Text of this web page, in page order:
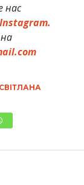
нас
Instagram.
СВІТЛАНА